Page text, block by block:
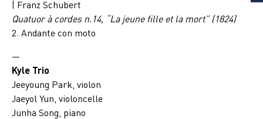
| Franz Schubert
Quatuor à cordes n.14, “La jeune fille et la mort” (1824)
2. Andante con moto
—
Kyle Trio
Jeeyoung Park, violon
Jaeyol Yun, violoncelle
Junha Song, piano